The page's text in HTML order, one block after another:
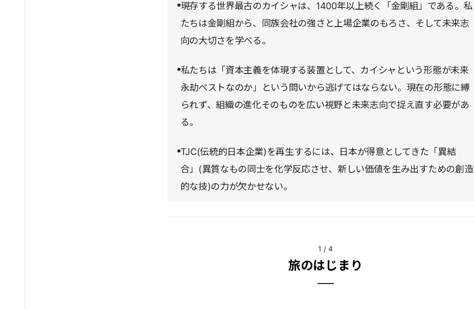
現存する世界最古のカイシャは、1400年以上続く「金剛組」である。私
たちは金剛組から、同族会社の強さと上場企業のもろさ、そして未来志
向の大切さを学べる。
私たちは「資本主義を体現する装置として、カイシャという形態が未来
永劫ベストなのか」という問いから逃げてはならない。現在の形態に縛
られず、組織の進化そのものを広い視野と未来志向で捉え直す必要があ
る。
TJC(伝統的日本企業)を再生するには、日本が得意としてきた「異結
合」(異質なもの同士を化学反応させ、新しい価値を生み出すための創造
的な技)の力が欠かせない。
1 / 4
旅のはじまり